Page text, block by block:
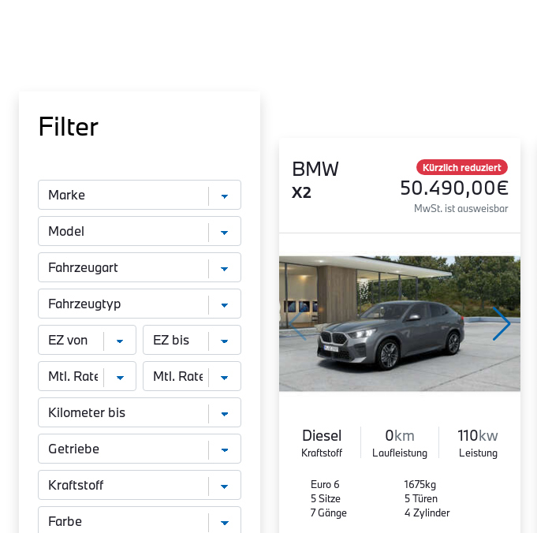
Filter
BMW
X2
Kürzlich reduziert
50.490,00€
MwSt. ist ausweisbar
Diesel
Kraftstoff
0km
Laufleistung
110kw
Leistung
Euro 6
5 Sitze
7 Gänge
1675kg
5 Türen
4 Zylinder